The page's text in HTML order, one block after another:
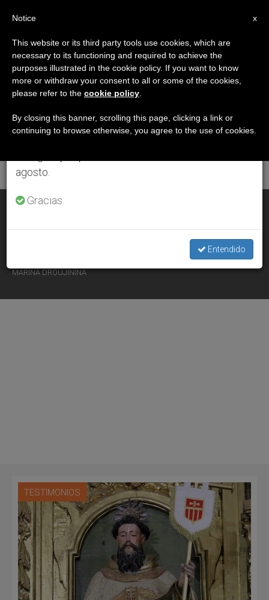
ETIQUETA
Posts Tagged ‘6 De
Mayo’
ÚLTIMAS NOTICIAS
Guardia Suiza: La fiesta del 6 de mayo se celebrará
MARINA DROUJININA
TESTIMONIOS
×
Aviso importante
Del 27 de julio al 7 de agosto haremos la pausa
anual, aprovechando que en el periodo de verano
se generan menos informaciones y también el
agosto.
Gracias.
Entendido
x
Notice
This website or its third party tools use cookies, which are
necessary to its functioning and required to achieve the
purposes illustrated in the cookie policy. If you want to know
more or withdraw your consent to all or some of the cookies,
please refer to the cookie policy
By closing this banner, scrolling this page, clicking a link or
continuing to browse otherwise, you agree to the use of cookies.